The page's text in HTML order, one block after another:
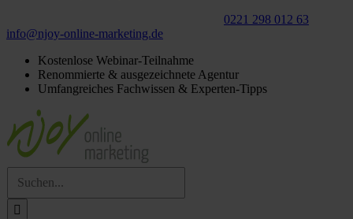
0221 298 012 63
info@njoy‑online‑marketing.de
Kostenlose Webinar-Teilnahme
Renommierte & ausgezeichnete Agentur
Umfangreiches Fachwissen & Experten-Tipps
nach: